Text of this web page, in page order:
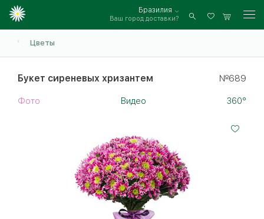
Бразилия
Ваш город доставки? Войти
Цветы
Букет сиреневых хризантем №689
Фото Видео 360°